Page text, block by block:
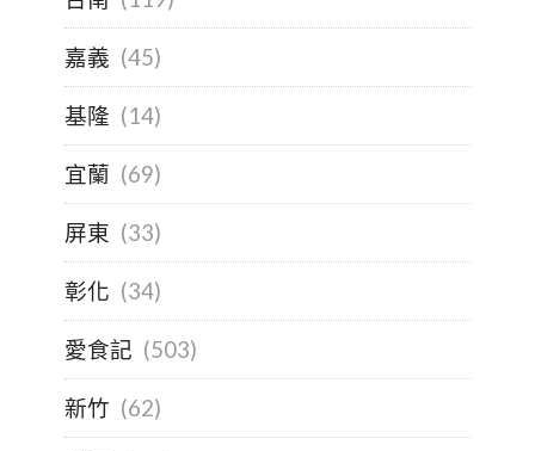
嘉義 (45)
基隆 (14)
宜蘭 (69)
屏東 (33)
彰化 (34)
愛食記 (503)
新竹 (62)